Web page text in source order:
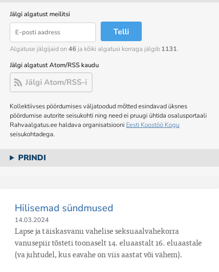
Jälgi algatust meilitsi
Telli
Algatuse jälgijaid on46 ja kõiki algatusi korraga jälgib 1131.
Jälgi algatust Atom/RSS kaudu
Jälgi Atom/RSS-i
Kollektiivses pöördumises väljatoodud mõtted esindavad üksnes
pöördumise autorite seisukohti ning need ei pruugi ühtida osalusportaali
Rahvaalgatus.ee haldava organisatsiooni Eesti Koostöö Kogu
seisukohtadega.
PRINDI
Hilisemad sündmused
14.03.2024
Lapse ja täiskasvanu vahelise seksuaalvahekorra
vanusepiir tõsteti toonaselt 14. eluaastalt 16. eluaastale
(va juhtudel, kus eavahe on viis aastat või vähem).